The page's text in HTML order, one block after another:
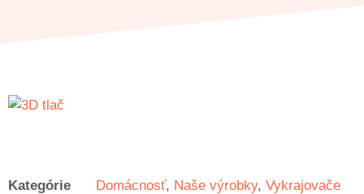
Kategórie Domácnosť, Naše výrobky, Vykrajovače